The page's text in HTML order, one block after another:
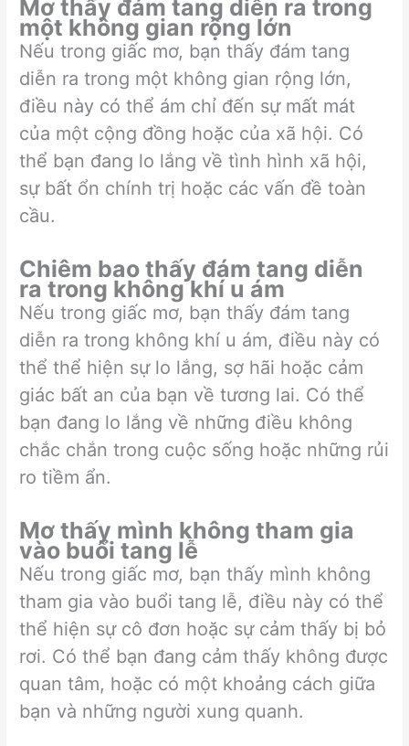
Mơ thấy đám tang diễn ra trong
một không gian rộng lớn
Nếu trong giấc mơ, bạn thấy đám tang
diễn ra trong một không gian rộng lớn,
điều này có thể ám chỉ đến sự mất mát
của một cộng đồng hoặc của xã hội. Có
thể bạn đang lo lắng về tình hình xã hội,
sự bất ổn chính trị hoặc các vấn đề toàn
cầu.
Chiêm bao thấy đám tang diễn
ra trong không khí u ám
Nếu trong giấc mơ, bạn thấy đám tang
diễn ra trong không khí u ám, điều này có
thể thể hiện sự lo lắng, sợ hãi hoặc cảm
giác bất an của bạn về tương lai. Có thể
bạn đang lo lắng về những điều không
chắc chắn trong cuộc sống hoặc những rủi
ro tiềm ẩn.
Mơ thấy mình không tham gia
vào buổi tang lễ
Nếu trong giấc mơ, bạn thấy mình không
tham gia vào buổi tang lễ, điều này có thể
thể hiện sự cô đơn hoặc sự cảm thấy bị bỏ
rơi. Có thể bạn đang cảm thấy không được
quan tâm, hoặc có một khoảng cách giữa
bạn và những người xung quanh.